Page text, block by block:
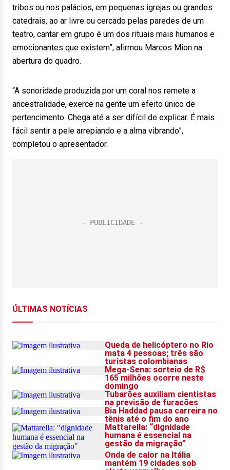
tribos ou nos palácios, em pequenas igrejas ou grandes
catedrais, ao ar livre ou cercado pelas paredes de um
teatro, cantar em grupo é um dos rituais mais humanos e
emocionantes que existem”, afirmou Marcos Mion na
abertura do quadro.
“A sonoridade produzida por um coral nos remete a
ancestralidade, exerce na gente um efeito único de
pertencimento. Chega até a ser difícil de explicar. É mais
fácil sentir a pele arrepiando e a alma vibrando”,
completou o apresentador.